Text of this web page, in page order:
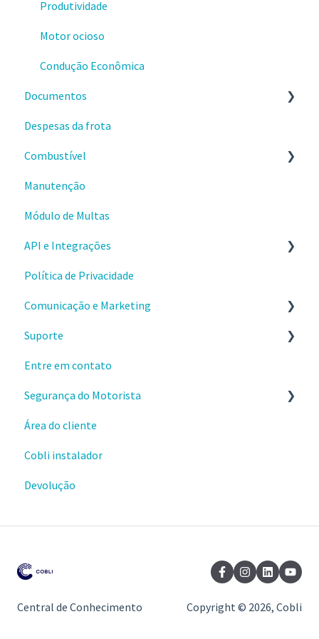
Identificação de condutores
Revisão de eventos de vídeo
Tratativas de ocorrências
Produtividade
Motor ocioso
Condução Econômica
Documentos
Checklists
Comprovantes
Despesas da frota
Combustível
Primeiros passos
Usando a gestão de combustível
Problemas e dúvidas
Integração Cartão Combustível
Manutenção
Módulo de Multas
API e Integrações
Comece por aqui
Aplicativos
Webhooks
Política de Privacidade
Comunicação e Marketing
Sobre o produto e valores
Materiais e conteúdos gratuitos
Cursos da Cobli Ensina
Suporte
Envio e instalações de dispositivos
Dispositivos OBD
Entre em contato
Segurança do Motorista
Alertas
Ranking de condução
Área do cliente
Cobli instalador
Devolução
Central de Conhecimento Copyright © 2026, Cobli